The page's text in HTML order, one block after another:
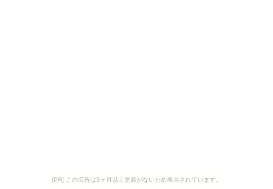
[PR] この広告は3ヶ月以上更新がないため表示されています。